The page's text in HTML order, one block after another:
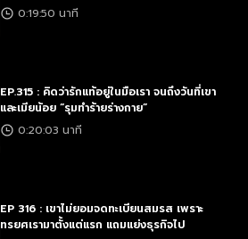
0:19:50 นาที
EP.315 : คิดว่ารักแท้อยู่ในมือเรา จนถึงวันที่เขา
และเมียน้อย “รุมทำร้ายร่างกาย”
0:20:03 นาที
EP 316 : เขาไม่ยอมจดทะเบียนสมรส เพราะ
ทรยศเรามาตั้งแต่แรก แถมแย่งธุรกิจไป